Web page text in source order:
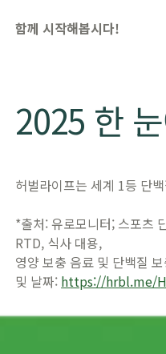
함께 시작해봅시다!
​2025 한
허벌라이프는 세계 1등 단
*출처: 유로모니터; 스포츠
RTD, 식사 대용,
영양 보충 음료 및 단백질
및 날짜: https://hrbl.me/